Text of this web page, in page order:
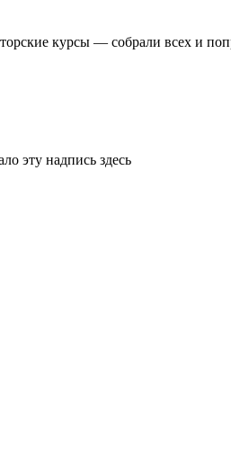
курсы — собрали всех и
эту надпись здесь